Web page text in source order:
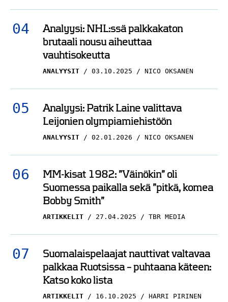
Analyysi: NHL:ssä palkkakaton
brutaali nousu aiheuttaa
vauhtisokeutta
ANALYYSIT 03.10.2025 NICO OKSANEN
Analyysi: Patrik Laine valittava
Leijonien olympiamiehistöön
ANALYYSIT 02.01.2026 NICO OKSANEN
MM-kisat 1982: ”Väinökin” oli
Suomessa paikalla sekä ”pitkä, komea
Bobby Smith”
ARTIKKELIT 27.04.2025 TBR MEDIA
Suomalaispelaajat nauttivat valtavaa
palkkaa Ruotsissa – puhtaana käteen:
Katso koko lista
ARTIKKELIT 16.10.2025 HARRI PIRINEN